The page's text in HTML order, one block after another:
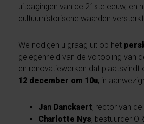
uitdagingen van de 21ste eeuw, en
cultuurhistorische waarden
We nodigen u graag uit op het
gelegenheid van de voltooiing van
en renovatiewerken dat plaatsvindt
12 december om 10u, in
Jan Danckaert, rector van de
Charlotte Nys, bestuurder